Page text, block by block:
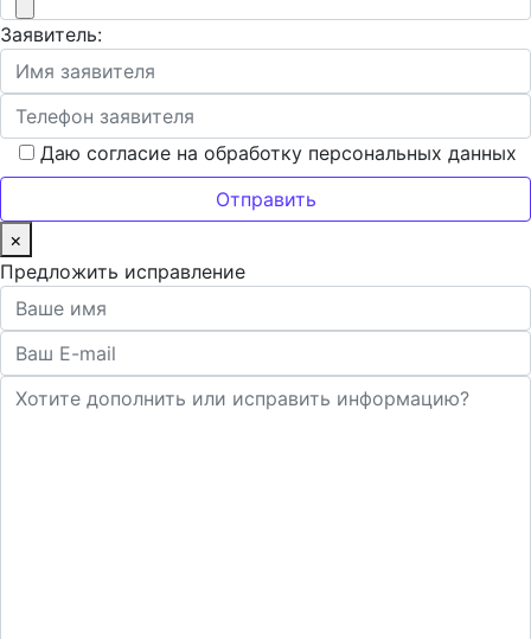
Заявитель:
Даю согласие на обработку персональных данных
×
Предложить исправление